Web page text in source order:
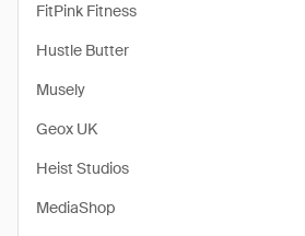
FitPink Fitness
Hustle Butter
Musely
Geox UK
Heist Studios
MediaShop